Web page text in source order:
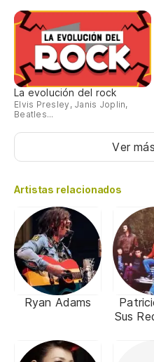
La evolución del rock
Elvis Presley, Janis Joplin,
Beatles...
Ver
Artistas relacionados
Ryan Adams
Sus